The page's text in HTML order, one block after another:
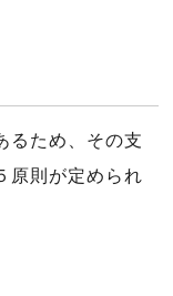
るため、その支
原則が定められ